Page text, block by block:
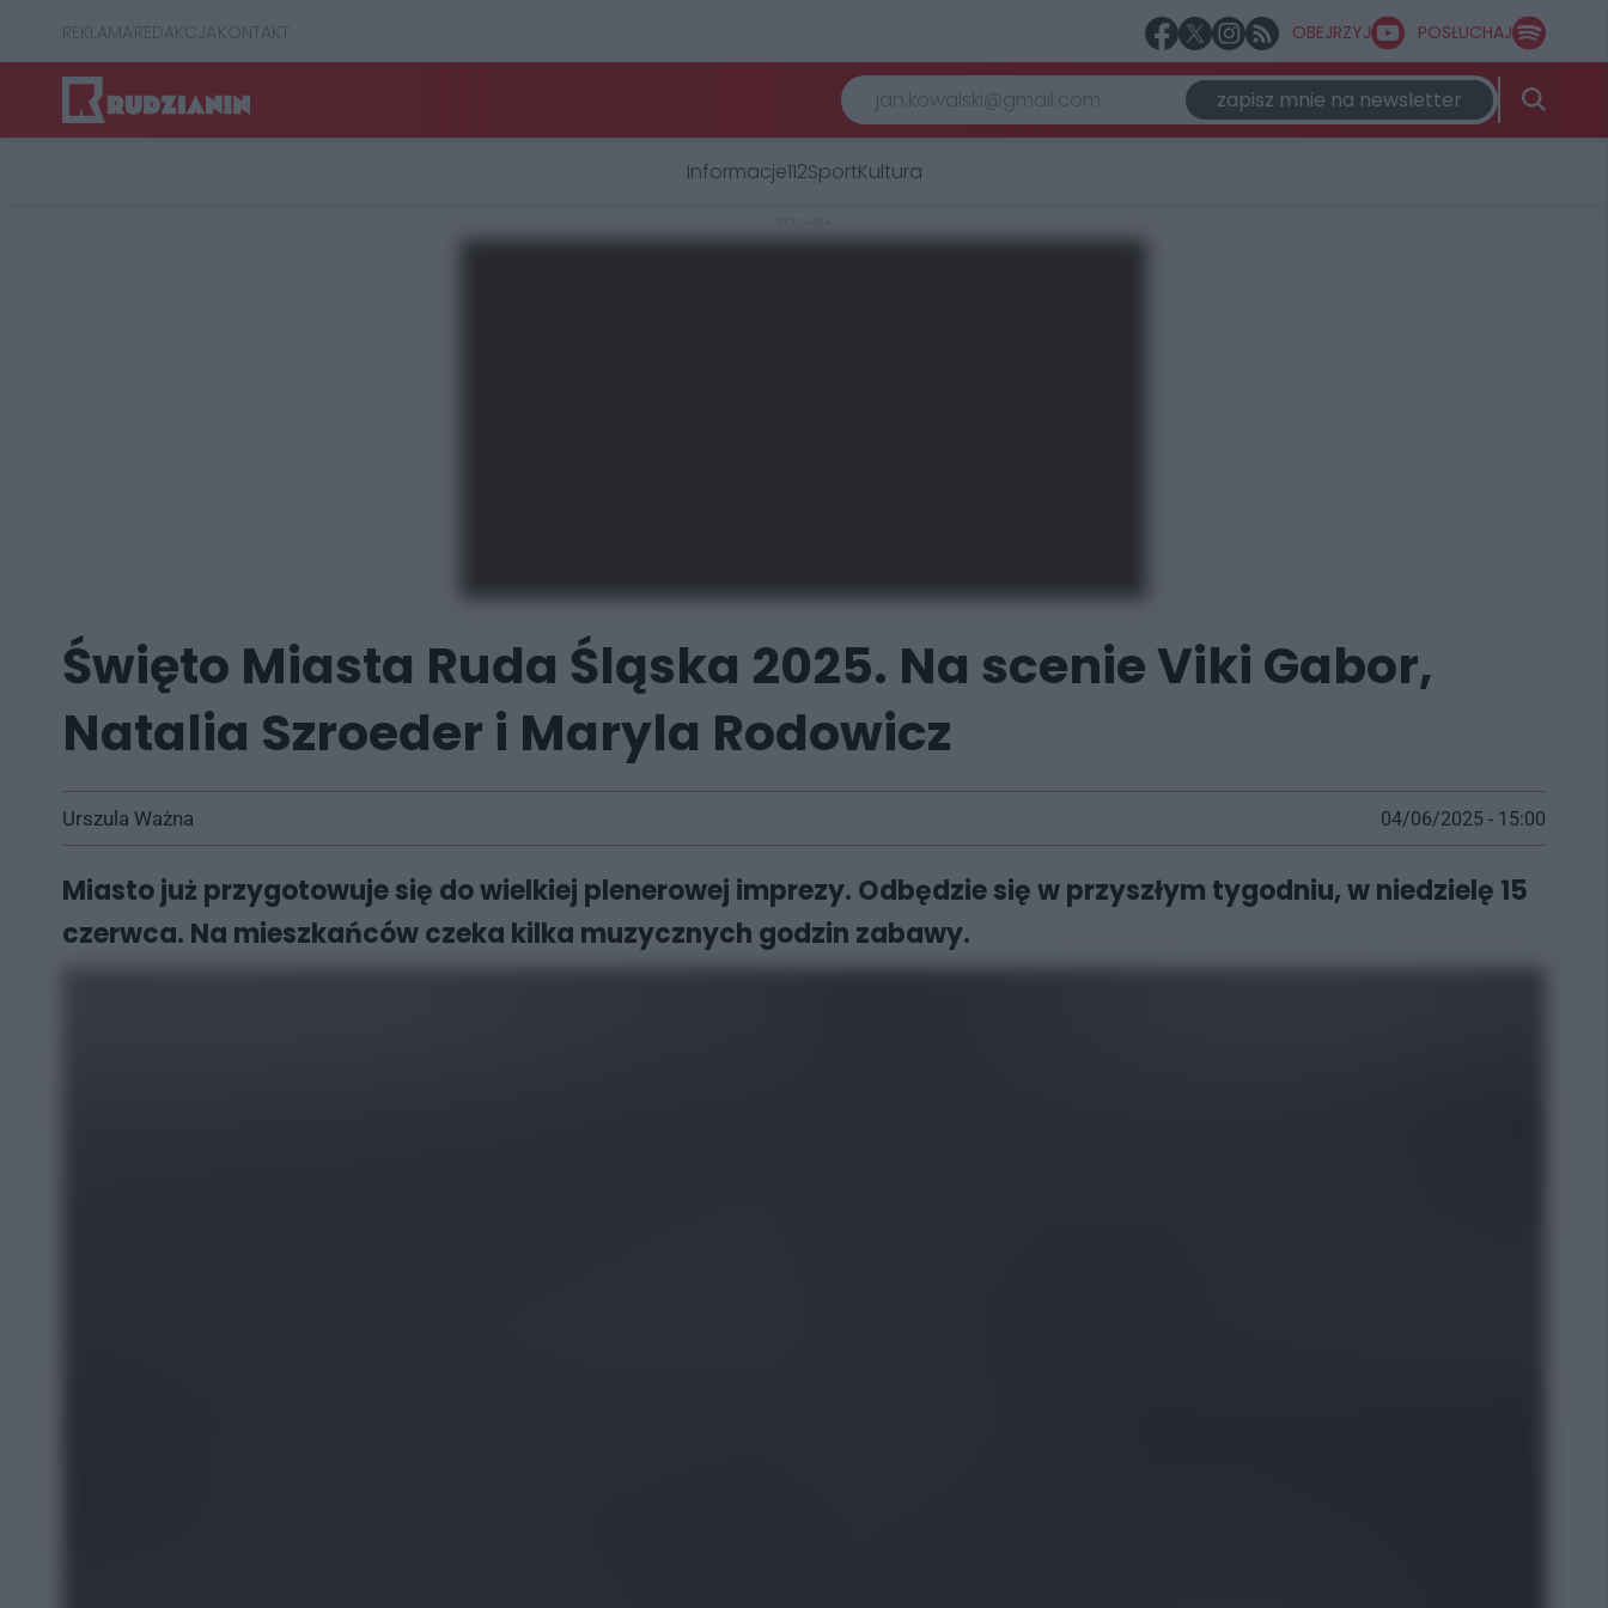
REKLAMAREDAKCJAKONTAKT OBEJRZYJ POSŁUCHAJ
zapisz mnie na newsletter
Informacje112SportKultura
Święto Miasta Ruda Śląska 2025. Na scenie Viki Gabor,
Natalia Szroeder i Maryla Rodowicz
Urszula Ważna 04/06/2025 - 15:00
Miasto już przygotowuje się do wielkiej plenerowej imprezy. Odbędzie się w przyszłym tygodniu, w niedzielę 15
czerwca. Na mieszkańców czeka kilka muzycznych godzin zabawy.